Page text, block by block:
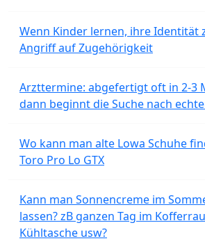
Wenn Kinder lernen, ihre Identität
Angriff auf Zugehörigkeit
Arzttermine: abgefertigt oft in 2-3
dann beginnt die Suche nach
Wo kann man alte Lowa Schuhe
Toro Pro Lo GTX
Kann man Sonnencreme im
lassen? zB ganzen Tag im
Kühltasche usw?